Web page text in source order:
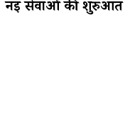
नई सेवाओं की शुरुआत